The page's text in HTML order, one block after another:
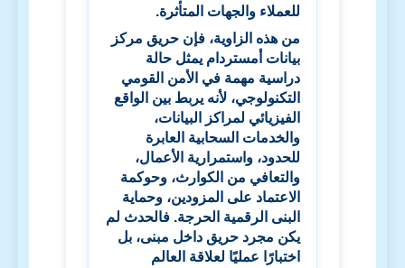
للعملاء والجهات المتأثرة.
من هذه الزاوية، فإن حريق مركز
بيانات أمستردام يمثل حالة
دراسية مهمة في الأمن القومي
التكنولوجي، لأنه يربط بين الواقع
الفيزيائي لمراكز البيانات،
والخدمات السحابية العابرة
للحدود، واستمرارية الأعمال،
والتعافي من الكوارث، وحوكمة
الاعتماد على المزودين، وحماية
البنى الرقمية الحرجة. فالحدث لم
يكن مجرد حريق داخل مبنى، بل
اختبارًا عمليًا لعلاقة العالم